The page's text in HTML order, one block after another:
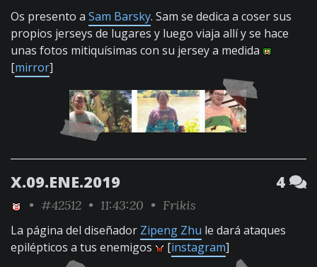
Os presento a Sam Barsky. Sam se dedica a coser sus
propios jerseys de lugares y luego viaja allí y se hace
unas fotos mitiquísimas con su jersey a medida
[mirror]
X.09.ENE.2019 4
• #42512 • 11:43:20 • Frikis
La página del diseñador Zipeng Zhu le dará ataques
epilépticos a tus enemigos
[instagram]